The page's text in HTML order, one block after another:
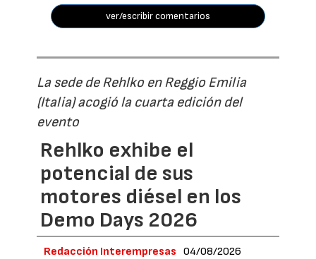
ver/escribir comentarios
La sede de Rehlko en Reggio Emilia
(Italia) acogió la cuarta edición del
evento
Rehlko exhibe el
potencial de sus
motores diésel en los
Demo Days 2026
Redacción Interempresas 04/08/2026